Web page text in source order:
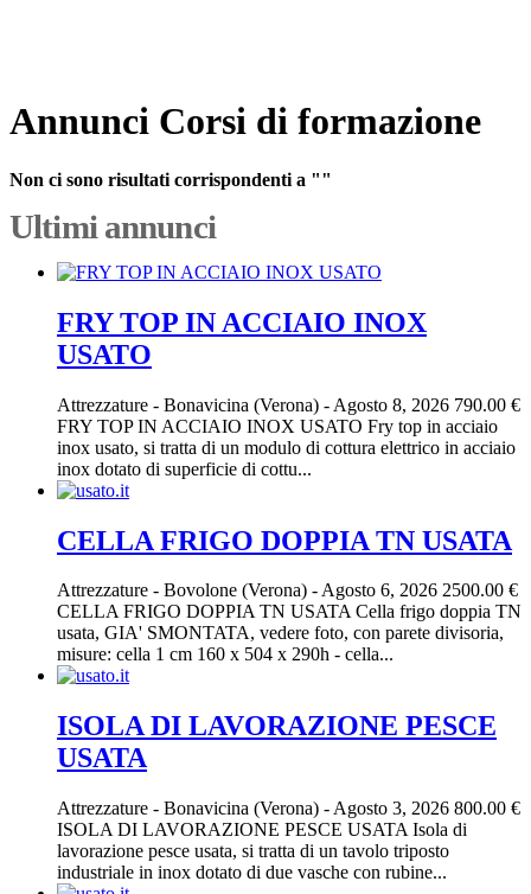
Annunci Corsi di formazione
Non ci sono risultati corrispondenti a ""
Ultimi annunci
FRY TOP IN ACCIAIO INOX
USATO
Attrezzature - Bonavicina (Verona) - Agosto 8, 2026 790.00 €
FRY TOP IN ACCIAIO INOX USATO Fry top in acciaio
inox usato, si tratta di un modulo di cottura elettrico in acciaio
inox dotato di superficie di cottu...
CELLA FRIGO DOPPIA TN USATA
Attrezzature - Bovolone (Verona) -Agosto 6, 2026 2500.00 €
CELLA FRIGO DOPPIA TN USATA Cella frigo doppia TN
usata, GIA' SMONTATA, vedere foto, con parete divisoria,
misure: cella 1 cm 160 x 504 x 290h - cella...
ISOLA DI LAVORAZIONE PESCE
USATA
Attrezzature - Bonavicina (Verona) - Agosto 3, 2026 800.00 €
ISOLA DI LAVORAZIONE PESCE USATA Isola di
lavorazione pesce usata, si tratta di un tavolo triposto
industriale in inox dotato di due vasche con rubine...